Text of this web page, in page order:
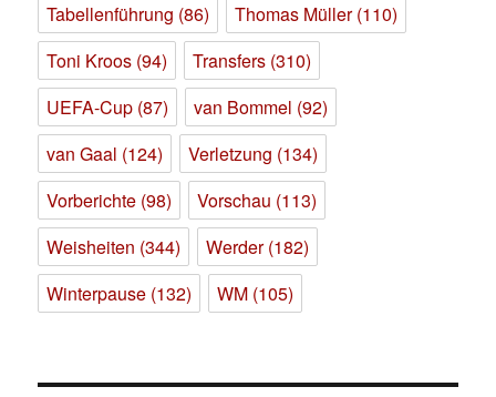
Tabellenführung (86) Thomas Müller(110)
Toni Kroos (94) Transfers (310)
UEFA-Cup (87) van Bommel (92)
van Gaal (124) Verletzung (134)
Vorberichte (98) Vorschau (113)
Weisheiten (344) Werder(182)
Winterpause (132) WM (105)